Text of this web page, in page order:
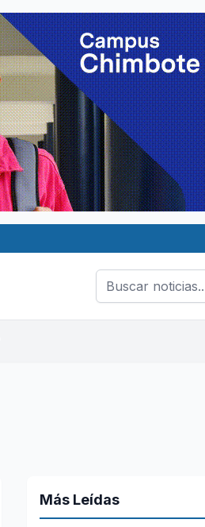
Más Leídas